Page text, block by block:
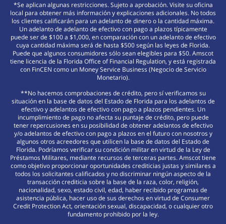
*Se aplican algunas restricciones. Sujeto a aprobación. Visite su oficina
local para obtener más información y explicaciones adicionales. No todos
los clientes calificarán para un adelanto de dinero o la cantidad máxima.
Un adelanto de adelanto de efectivo con pago a plazos típicamente
puede ser de $100 a $1,000, en comparación con un adelanto de efectivo
cuya cantidad máxima será de hasta $500 según las leyes de Florida.
Puede que algunos consumidores sólo sean elegibles para $50. Amscot
tiene licencia de la Florida Office of Financial Regulation, y está registrada
con FinCEN como un Money Service Business (Negocio de Servicio
Monetario).
**No hacemos comprobaciones de crédito, pero sí verificamos su
situación en la base de datos del Estado de Florida para los adelantos de
efectivo y adelantos de efectivo con pago a plazos pendientes. Un
incumplimiento de pago no afecta su puntaje de crédito, pero puede
tener repercusiones en su posibilidad de obtener adelantos de efectivo
y/o adelantos de efectivo con pago a plazos en el futuro con nosotros y
algunos otros acreedores que utilicen la base de datos del Estado de
Florida. Podríamos verificar su condición militar en virtud de la Ley de
Préstamos Militares, mediante recursos de terceras partes. Amscot tiene
como objetivo proporcionar oportunidades crediticias justas y similares a
todos los solicitantes calificados y no discriminar ningún aspecto de la
transacción crediticia sobre la base de la raza, color, religión,
nacionalidad, sexo, estado civil, edad, haber recibido programas de
asistencia pública, hacer uso de sus derechos en virtud de Consumer
Credit Protection Act, orientación sexual, discapacidad, o cualquier otro
fundamento prohibido por la ley.